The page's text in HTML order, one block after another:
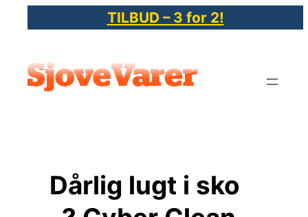
indhold
TILBUD – 3 for 2!
Dårlig lugt i sko